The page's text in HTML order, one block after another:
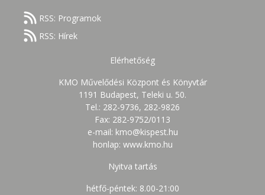
RSS: Programok
RSS: Hírek
Elérhetőség
KMO Művelődési Központ és Könyvtár
1191 Budapest, Teleki u. 50.
Tel.: 282-9736, 282-9826
Fax: 282-9752/0113
e-mail: kmo@kispest.hu
honlap: www.kmo.hu
Nyitva tartás
hétfő-péntek: 8.00-21:00